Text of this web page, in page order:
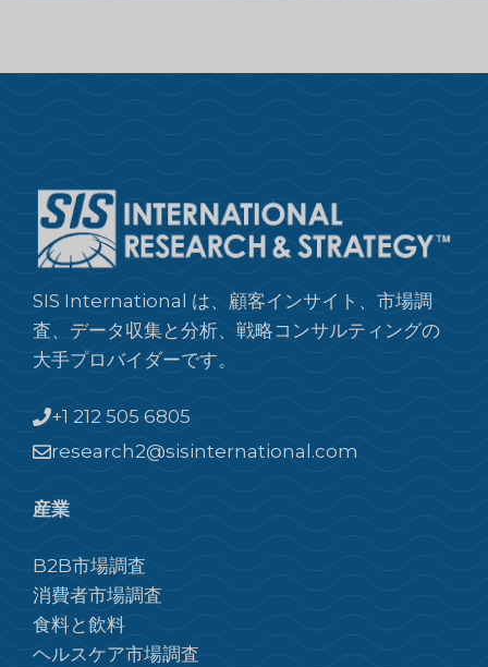
SIS International は、顧客インサイト、市場調
査、データ収集と分析、戦略コンサルティングの
大手プロバイダーです。
+1 212 505 6805
research2@sisinternational.com
産業
B2B市場調査
消費者市場調査
食料と飲料
ヘルスケア市場調査